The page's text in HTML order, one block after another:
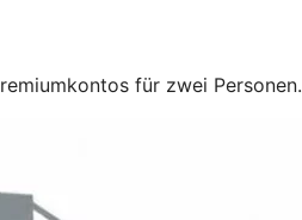
für zwei Personen.